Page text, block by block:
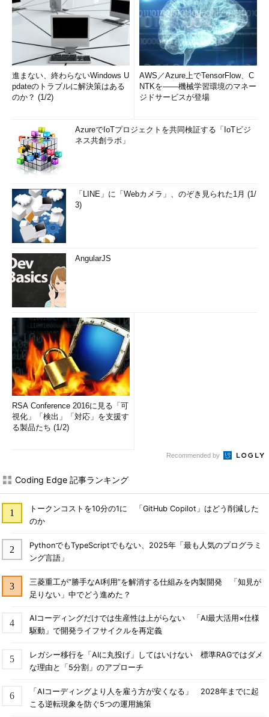
進まない、終わらないWindows U
pdateのトラブルに解決策はある
のか？ (1/2)
AWS／Azure上でTensorFlow、C
NTKを――機械学習環境のマネー
ジドサービスが登場
AzureでIoTプロジェクトを共同検証する「IoTビジ
ネス共創ラボ」
「LINE」に「Webカメラ」、のぞき見られた1月 (1/
3)
AngularJS
RSA Conference 2016に見る「可
視化」「検出」「対応」を支援す
る製品たち (1/2)
Recommended by
Coding Edge 記事ランキング
トークンコストを10分の1に 「GitHub Copilot」はどう削減した
のか
PythonでもTypeScriptでもない、2025年「最も人気のプログラミ
ング言語」
三菱重工が“勝手なAI利用”を解消する仕組みを内製開発 「知見が
足りない」中でどう進めた？
AIコーディングだけでは生産性は上がらない 「AI最大活用×仕様
駆動」で開発ライフサイクルを再定義
レガシー移行を「AIに丸投げ」してはいけない 標準RAGではダメ
な理由と「5分割」のアプローチ
「AIコーディングより人を雇う方が安くなる」 2028年までに起
こる逆転現象を防ぐ5つの運用施策